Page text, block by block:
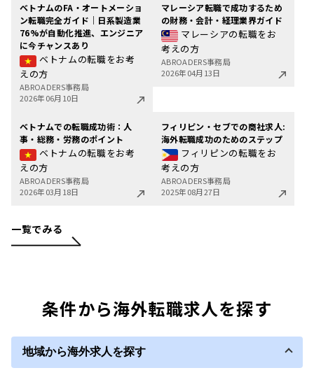
ベトナムのFA・オートメーショ
ン転職完全ガイド｜日系製造業
76%が自動化推進、エンジニア
に今チャンスあり
ベトナムの転職をお考
えの方
ABROADERS事務局
2026年06月10日
マレーシア転職で成功するため
の財務・会計・経理業界ガイド
マレーシアの転職をお
考えの方
ABROADERS事務局
2026年04月13日
ベトナムでの転職成功術：人
事・総務・労務のポイント
ベトナムの転職をお考
えの方
ABROADERS事務局
2026年03月18日
フィリピン・セブでの商社求人:
海外転職成功のためのステップ
フィリピンの転職をお
考えの方
ABROADERS事務局
2025年08月27日
一覧でみる
条件から海外転職求人を探す
地域から海外求人を探す